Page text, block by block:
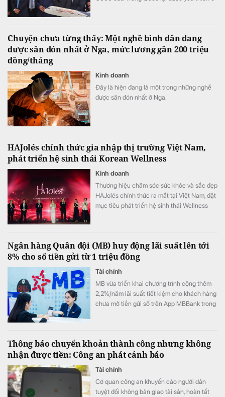
Chuyện chưa từng thấy: Một nghề bình dân đang
được săn đón nhất ở Nga, mức lương gần 200 triệu
đồng/tháng
Kinh doanh
Đây là hiện đang là một trong những nghề
được săn đón nhất ở Nga.
HAJolés chính thức gia nhập thị trường Việt Nam,
phát triển hệ sinh thái Korean Wellness
Kinh doanh
Thương hiệu chăm sóc sức khỏe và sắc đẹp
HAJolés chính thức ra mắt tại Việt Nam, đặt
mục tiêu phát triển hệ sinh thái Wellness
Ngân hàng Quân đội (MB) huy động lãi suất lên tới
8% cho số tiền gửi từ 1 triệu đồng
Tài chính
MB vừa triển khai chương trình cộng thêm
2,2%/năm lãi suất tiết kiệm cho khách hàng
chưa mở tiền gửi số trên App MBBank trong
Thông báo chuyển khoản thành công nhưng không
nhận được tiền: Công an phát cảnh báo
Tài chính
Cơ quan công an khuyến cáo người dân
tuyệt đối không bàn giao tài sản, hoàn tất